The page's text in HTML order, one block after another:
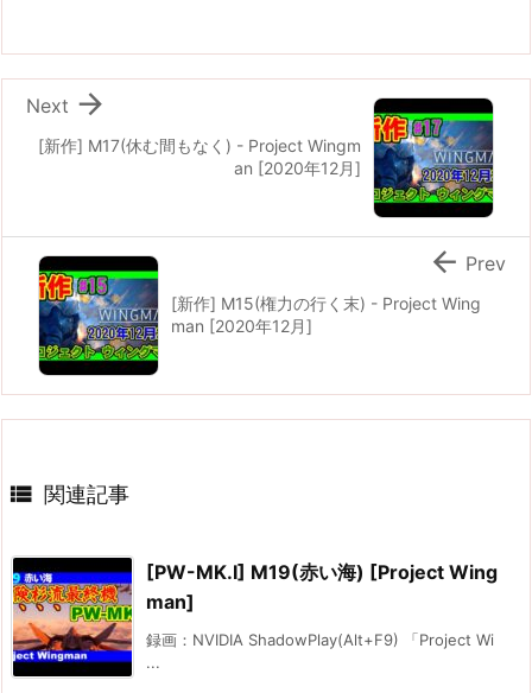
[新作] M17(休む間もなく) - Project Wingm
an [2020年12月]

Next
[新作] M15(権力の行く末) - Project Wing
man [2020年12月]
 Prev
 関連記事
[PW-MK.I] M19(赤い海) [Project Wing
man]
録画：NVIDIA ShadowPlay(Alt+F9) 「Project Wi
...